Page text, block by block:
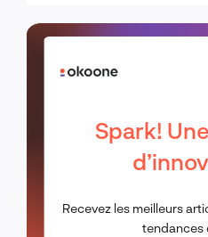
Spark!
Recevez les meilleurs
tendances